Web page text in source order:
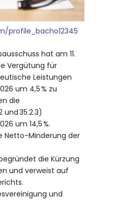
profile_bacho12345
hat am 11.
Vergütung für
Leistungen
um 4,5 % zu
die
und 35.2.3)
um 14,5 %.
Netto-Minderung der
die Kürzung
und verweist auf
und